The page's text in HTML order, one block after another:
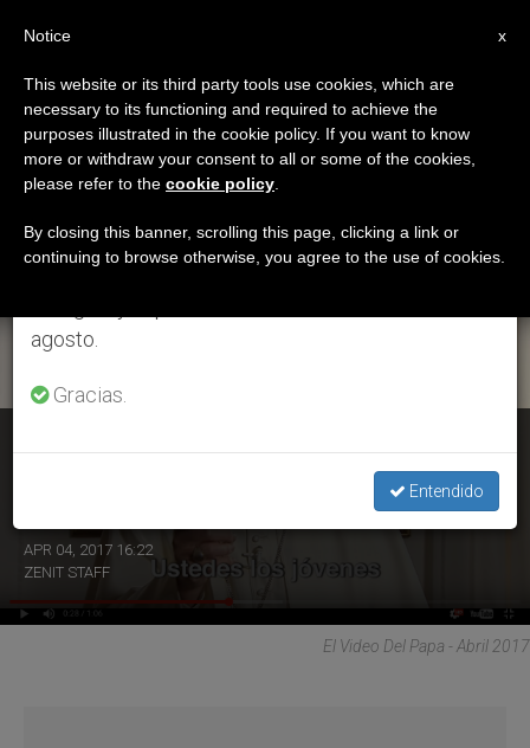
ETIQUETA
Posts Tagged ‘abril
2017’
ÚLTIMAS NOTICIAS
APR 04, 2017 16:22
ZENIT STAFF
El Video Del Papa - Abril 2017
×
Aviso importante
Del 27 de julio al 7 de agosto haremos la pausa
anual, aprovechando que en el periodo de verano
se generan menos informaciones y también el
agosto.
Gracias.
Entendido
x
Notice
This website or its third party tools use cookies, which are
necessary to its functioning and required to achieve the
purposes illustrated in the cookie policy. If you want to know
more or withdraw your consent to all or some of the cookies,
please refer to the cookie policy
By closing this banner, scrolling this page, clicking a link or
continuing to browse otherwise, you agree to the use of cookies.